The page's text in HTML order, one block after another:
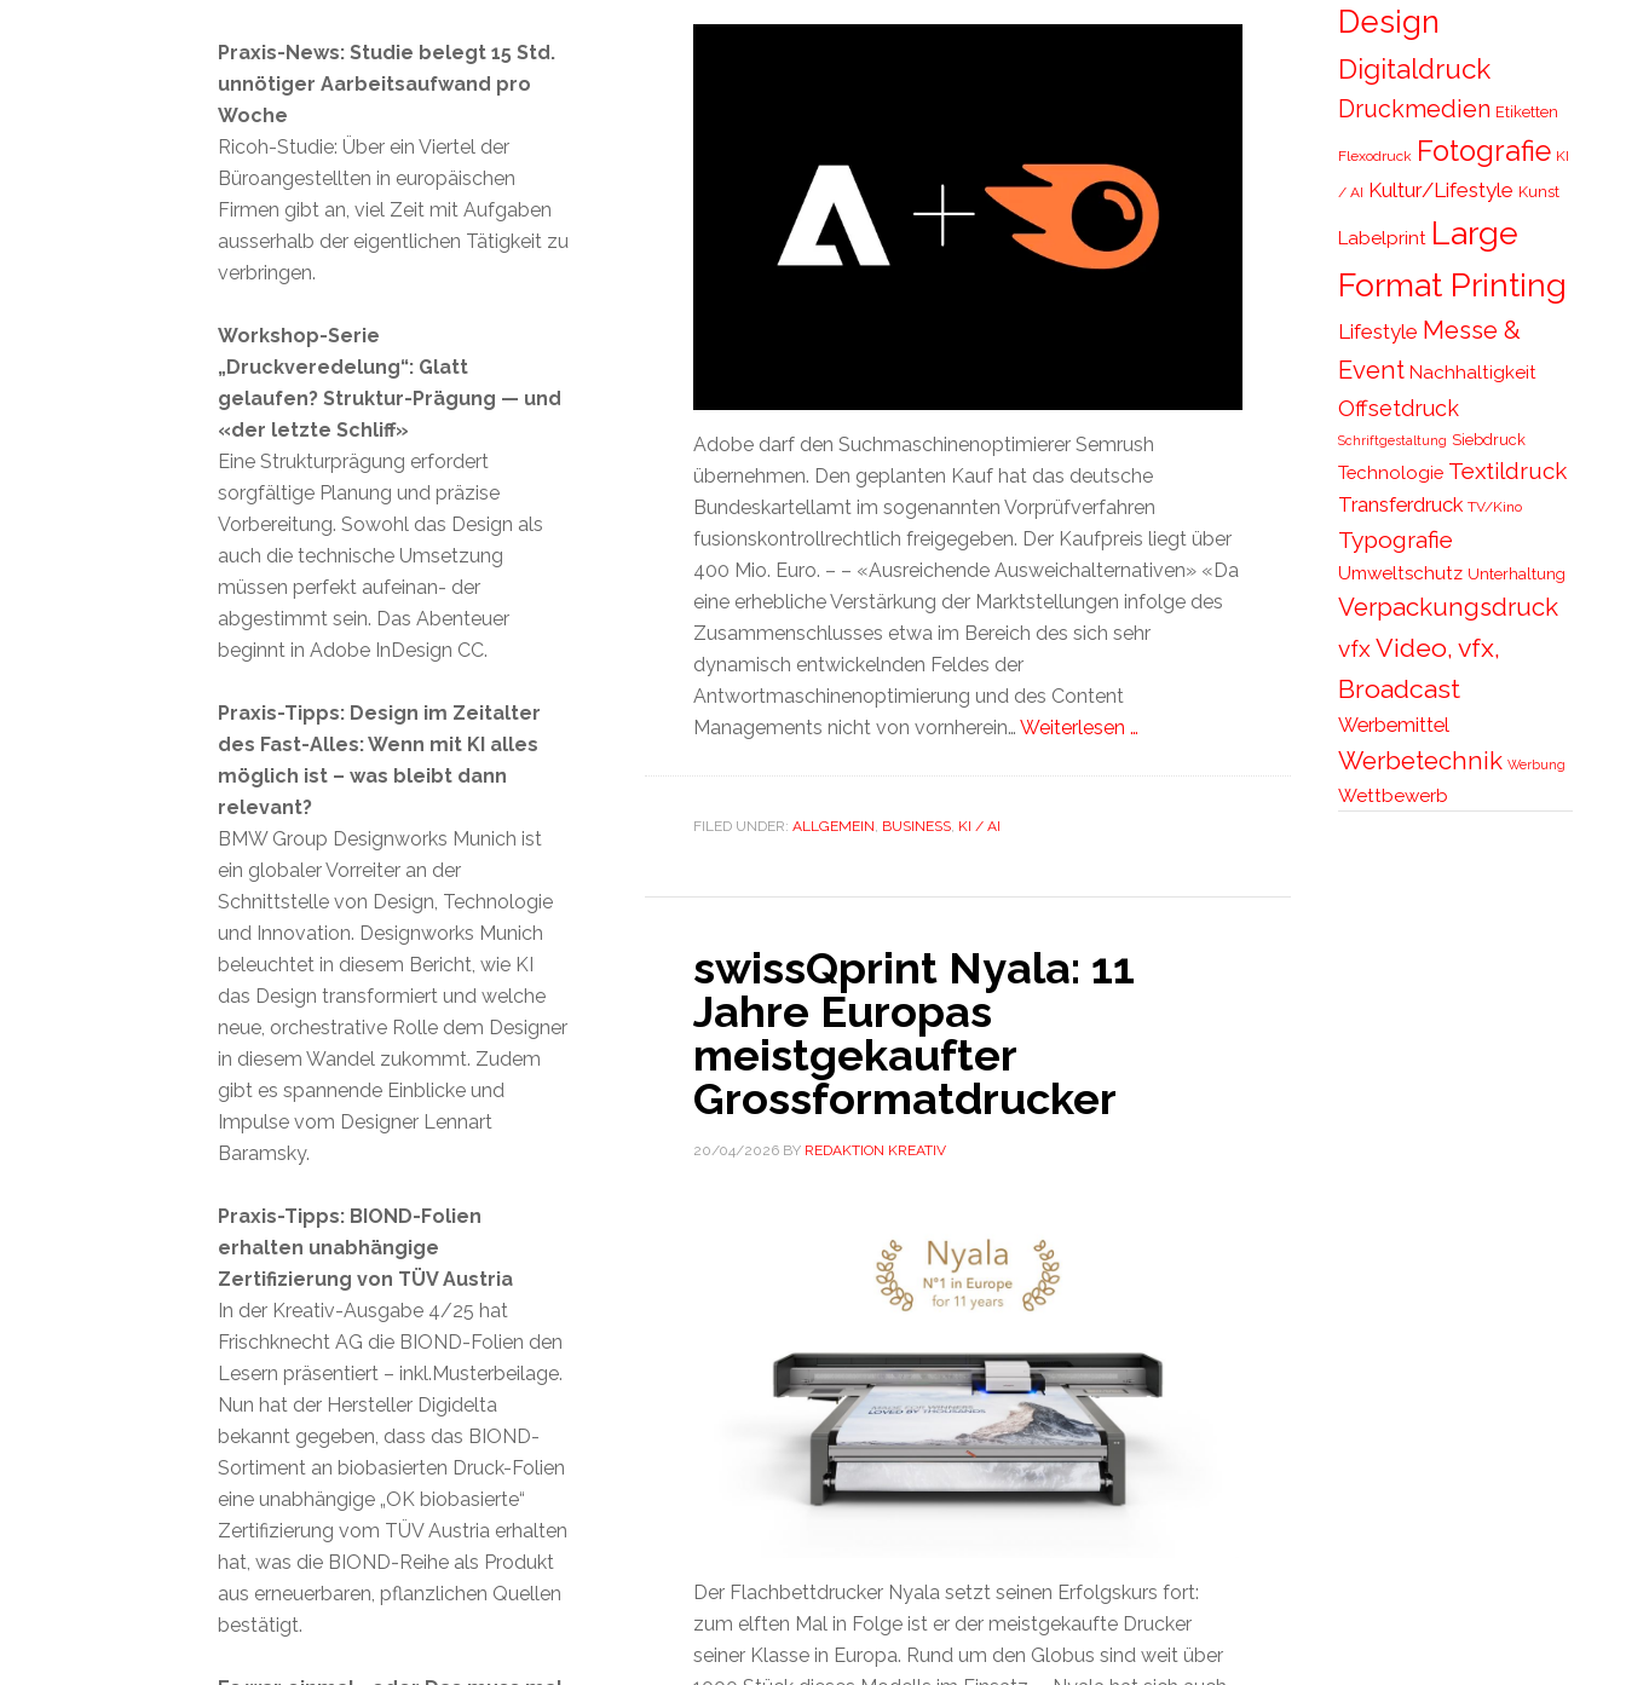
Adobe darf den Suchmaschinenoptimierer Semrush
übernehmen. Den geplanten Kauf hat das deutsche
Bundeskartellamt im sogenannten Vorprüfverfahren
fusionskontrollrechtlich freigegeben. Der Kaufpreis liegt über
400 Mio. Euro. – – «Ausreichende Ausweichalternativen» «Da
eine erhebliche Verstärkung der Marktstellungen infolge des
Zusammenschlusses etwa im Bereich des sich sehr
dynamisch entwickelnden Feldes der
Antwortmaschinenoptimierung und des Content
Managements nicht von vornherein… Weiterlesen …
FILED UNDER: ALLGEMEIN BUSINESS, KI / AI
swissQprint Nyala: 11
Jahre Europas
meistgekaufter
Grossformatdrucker
20/04/2026BY REDAKTION KREATIV
Der Flachbettdrucker Nyala setzt seinen Erfolgskurs fort:
zum elften Mal in Folge ist er der meistgekaufte Drucker
seiner Klasse in Europa. Rund um den Globus sind weit über
Design
Digitaldruck
Druckmedien Etiketten
Flexodruck Fotografie KI
/ AI Kultur/Lifestyle Kunst
Labelprint Large
Format Printing
Lifestyle Messe &
Event Nachhaltigkeit
Offsetdruck
Schriftgestaltung Siebdruck
Technologie Textildruck
Transferdruck TV/Kino
Typografie
Umweltschutz Unterhaltung
Verpackungsdruck
vfxVideo, vfx,
Broadcast
Werbemittel
Werbetechnik Werbung
Wettbewerb
Praxis-News: Studie belegt 15 Std.
unnötiger Aarbeitsaufwand pro
Woche
Ricoh-Studie: Über ein Viertel der
Büroangestellten in europäischen
Firmen gibt an, viel Zeit mit Aufgaben
ausserhalb der eigentlichen Tätigkeit zu
verbringen.
Workshop-Serie
„Druckveredelung“: Glatt
gelaufen? Struktur-Prägung — und
«der letzte Schliff»
Eine Strukturprägung erfordert
sorgfältige Planung und präzise
Vorbereitung. Sowohl das Design als
auch die technische Umsetzung
müssen perfekt aufeinan- der
abgestimmt sein. Das Abenteuer
beginnt in Adobe InDesign CC.
Praxis-Tipps: Design im Zeitalter
des Fast-Alles: Wenn mit KI alles
möglich ist – was bleibt dann
relevant?
BMW Group Designworks Munich ist
ein globaler Vorreiter an der
Schnittstelle von Design, Technologie
und Innovation. Designworks Munich
beleuchtet in diesem Bericht, wie KI
das Design transformiert und welche
neue, orchestrative Rolle dem Designer
in diesem Wandel zukommt. Zudem
gibt es spannende Einblicke und
Impulse vom Designer Lennart
Baramsky.
Praxis-Tipps: BIOND-Folien
erhalten unabhängige
Zertifizierung von TÜV Austria
In der Kreativ-Ausgabe 4/25 hat
Frischknecht AG die BIOND-Folien den
Lesern präsentiert – inkl.Musterbeilage.
Nun hat der Hersteller Digidelta
bekannt gegeben, dass das BIOND-
Sortiment an biobasierten Druck-Folien
eine unabhängige „OK biobasierte“
Zertifizierung vom TÜV Austria erhalten
hat, was die BIOND-Reihe als Produkt
aus erneuerbaren, pflanzlichen Quellen
bestätigt.